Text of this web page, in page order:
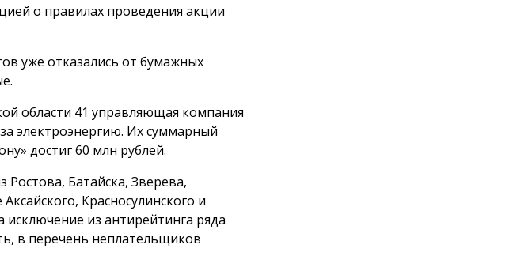
о правилах проведения акции
уже отказались от бумажных
области 41 управляющая компания
электроэнергию. Их суммарный
достиг 60 млн рублей.
Батайска, Зверева,
Красносулинского и
из антирейтинга ряда
в перечень неплательщиков